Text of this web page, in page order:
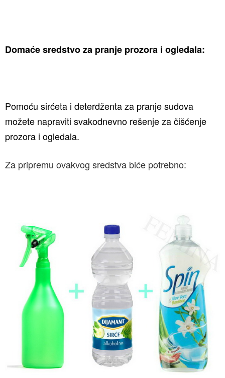
Domaće sredstvo za pranje prozora i ogledala:
Pomoću sirćeta i deterdženta za pranje sudova
možete napraviti svakodnevno rešenje za čišćenje
prozora i ogledala.
Za pripremu ovakvog sredstva biće potrebno: